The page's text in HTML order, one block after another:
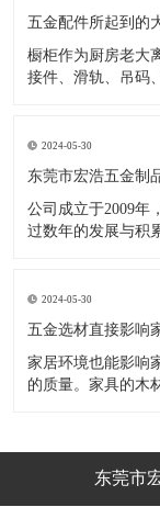
材。然
五金配件所起到的
橱柜作为厨房老大
接件、滑轨、吊码
调节脚，橱柜就像
柜五金件好
2024-05-30
东莞市宏浩五金制
公司成立于2009年
过数年的发展与积
的改造创新，设计
的新
2024-05-30
五金选材直接影响
家居环境也能影响
的质量。家具的木
金、铝合金等。不
理、焊接、机械加
东莞市